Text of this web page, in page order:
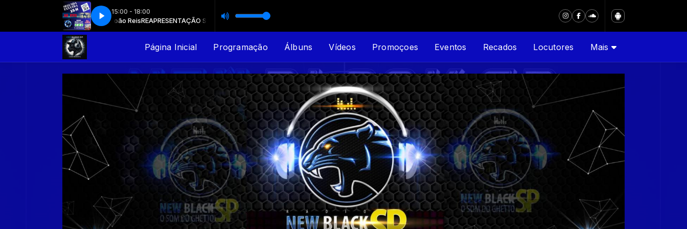
15:00 - 18:00
SEGUNDA EXTRA com João ReisREAPRESENTAÇÃO SEGUNDA EXTRA com João Reis
Página Inicial Programação Álbuns Vídeos Promoçoes Eventos Recados Locutores Mais